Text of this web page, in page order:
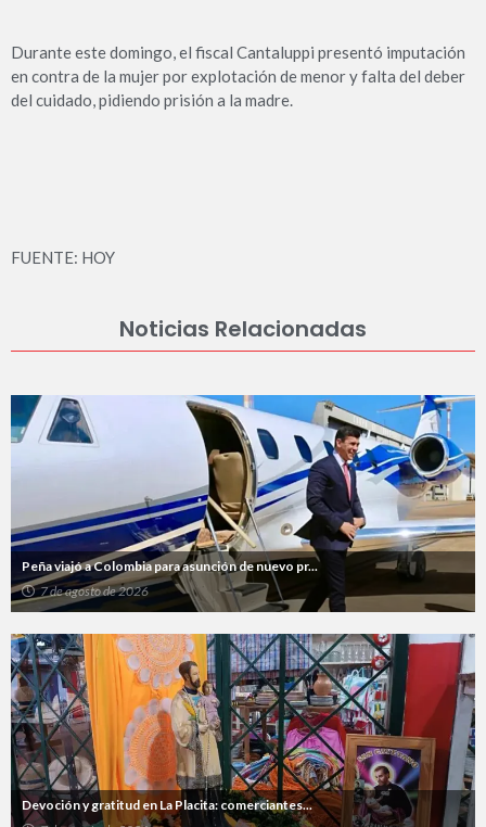
Durante este domingo, el fiscal Cantaluppi presentó imputación
en contra de la mujer por explotación de menor y falta del deber
del cuidado, pidiendo prisión a la madre.
FUENTE: HOY
Noticias Relacionadas
Peña viajó a Colombia para asunción de nuevo pr...
7 de agosto de 2026
Devoción y gratitud en La Placita: comerciantes...